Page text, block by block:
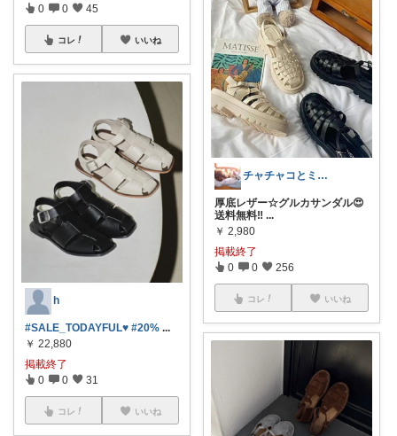
0 0 45
コレ いいね
h
#SALE_TODAYFUL‎♥ #20% ...
￥ 22,880
掲載終了
0 0 31
コレ いいね
チャチャコとミルコ🌺お休み中です🙏
厚底レザー☆グルカサンダル😍
送料無料‼️ ...
￥ 2,980
掲載終了
0 0 256
コレ いいね